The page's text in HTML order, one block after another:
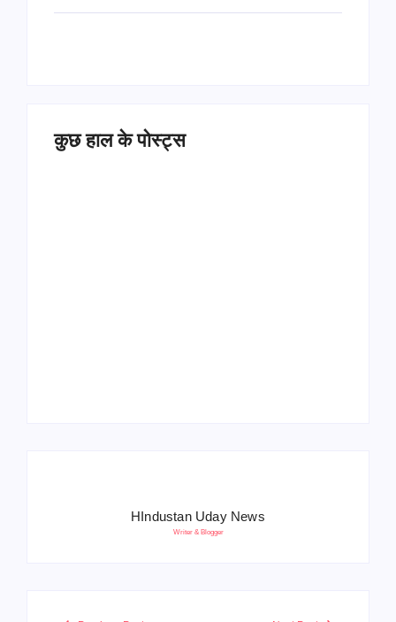
कुछ हाल के पोस्ट्स
HIndustan Uday News
Writer & Blogger